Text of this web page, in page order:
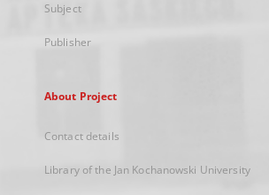
Subject
Publisher
About Project
Contact details
Library of the Jan Kochanowski University